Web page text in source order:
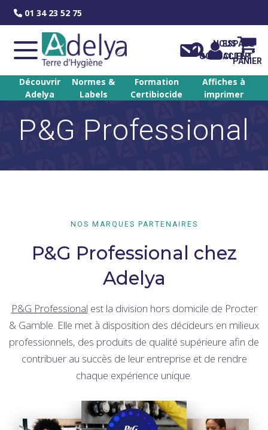
01 34 23 52 75
NOUS
CONTACTER
ESPACE
CLIENT
PANIER
Découvrir
Adelya
Normes &
Labels
Formation
Certibiocide
Affiches à
imprimer
P&G Professional
NOS MARQUES PARTENAIRES
P&G Professional chez
Adelya
P&G Professional est la division hors domicile de Procter
& Gamble. Elle met à disposition des décideurs en milieux
professionnels, des produits de qualité supérieure afin de
contribuer au succès de leur entreprise et de rendre
chaque expérience unique.